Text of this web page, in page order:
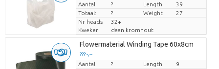
Prijs per stuk
Aantal ? Length
39
Totaal:
? Weight
27
Nr heads
32+
Kweker
daan kromhout
Flowermaterial Winding Tape 60x8cm
??? -,--
Prijs per stuk
Aantal ? Length
9